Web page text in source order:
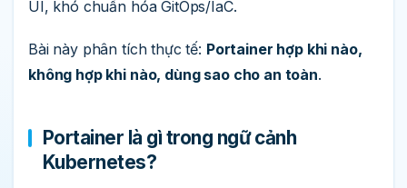
UI, khó chuẩn hóa GitOps/IaC.
Bài này phân tích thực tế: Portainer hợp khi nào,
không hợp khi nào, dùng sao cho an toàn.
Portainer là gì trong ngữ cảnh
Kubernetes?